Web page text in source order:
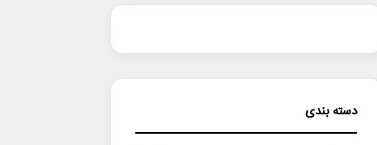
دسته بندی